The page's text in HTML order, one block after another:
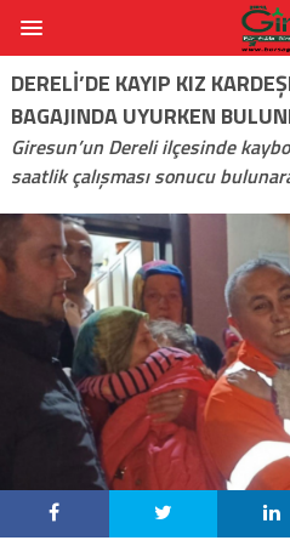
DERELI’DE KAYIP KIZ
BAGAJINDA UYURKEN
Giresun’un Dereli ilçesinde
saatlik çalışması sonucu